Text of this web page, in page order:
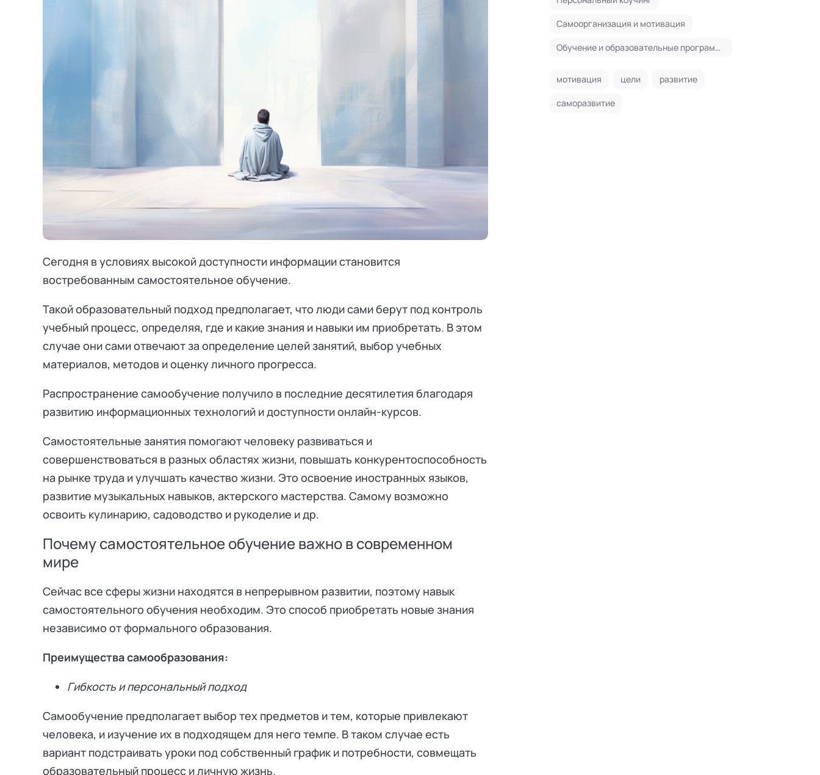
Самоорганизация и мотивация
Обучение и образовательные программы
мотивация цели развитие
саморазвитие
Сегодня в условиях высокой доступности информации становится
востребованным самостоятельное обучение.
Такой образовательный подход предполагает, что люди сами берут под контроль
учебный процесс, определяя, где и какие знания и навыки им приобретать. В этом
случае они сами отвечают за определение целей занятий, выбор учебных
материалов, методов и оценку личного прогресса.
Распространение самообучение получило в последние десятилетия благодаря
развитию информационных технологий и доступности онлайн-курсов.
Самостоятельные занятия помогают человеку развиваться и
совершенствоваться в разных областях жизни, повышать конкурентоспособность
на рынке труда и улучшать качество жизни. Это освоение иностранных языков,
развитие музыкальных навыков, актерского мастерства. Самому возможно
освоить кулинарию, садоводство и рукоделие и др.
Почему самостоятельное обучение важно в современном
мире
Сейчас все сферы жизни находятся в непрерывном развитии, поэтому навык
самостоятельного обучения необходим. Это способ приобретать новые знания
независимо от формального образования.
Преимущества самообразования:
Гибкость и персональный подход
Самообучение предполагает выбор тех предметов и тем, которые привлекают
человека, и изучение их в подходящем для него темпе. В таком случае есть
вариант подстраивать уроки под собственный график и потребности, совмещать
образовательный процесс и личную жизнь.